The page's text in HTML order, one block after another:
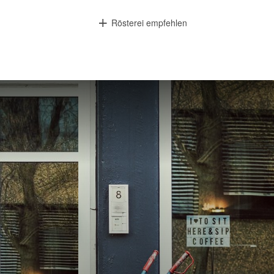
Rösterei empfehlen